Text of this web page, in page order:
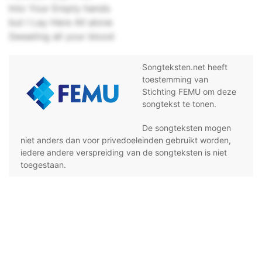
Into Your Empty hands
but I Lay Here All alone
Sweating all your blood
Songteksten.net heeft
toestemming van
Stichting FEMU om deze
songtekst te tonen.
De songteksten mogen
niet anders dan voor privedoeleinden gebruikt worden,
iedere andere verspreiding van de songteksten is niet
toegestaan.